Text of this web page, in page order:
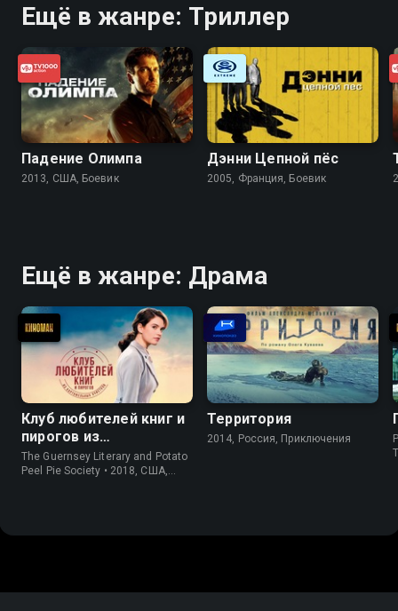
Ещё в жанре: Триллер
Падение Олимпа
2013, США, Боевик
Дэнни Цепной пёс
2005, Франция, Боевик
Ещё в жанре: Драма
Клуб любителей книг и
пирогов из
картофельных
очистков
The Guernsey Literary and Potato
Peel Pie Society • 2018, США,
Территория
2014, Россия, Приключения